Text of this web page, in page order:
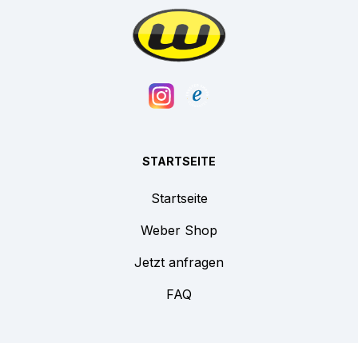
STARTSEITE
Startseite
Weber Shop
Jetzt anfragen
FAQ